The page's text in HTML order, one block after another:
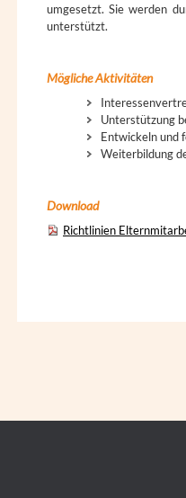
umgesetzt. Sie werden
unterstützt.
Mögliche Aktivitäten
Unterstützung
Entwickeln und
Weiterbildung
Download
Richtlinien